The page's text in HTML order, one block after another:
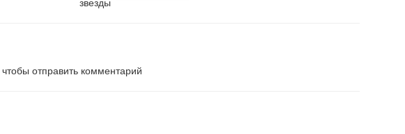
чтобы отправить комментарий